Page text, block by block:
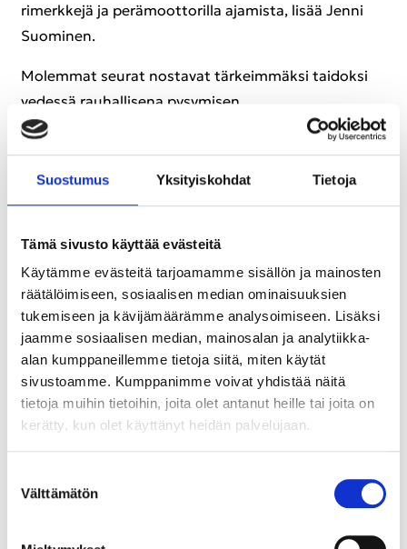
Suos­tu­mus Yk­si­tyis­koh­dat Tie­to­ja
Tämä sivusto käyttää evästeitä
Käytämme evästeitä tarjoamamme sisällön ja mainosten
räätälöimiseen, sosiaalisen median ominaisuuksien
tukemiseen ja kävijämäärämme analysoimiseen. Lisäksi
jaamme sosiaalisen median, mainosalan ja analytiikka-
alan kumppaneillemme tietoja siitä, miten käytät
sivustoamme. Kumppanimme voivat yhdistää näitä
tietoja muihin tietoihin, joita olet antanut heille tai joita on
kerätty, kun olet käyttänyt heidän palvelujaan.
valinta
Vält­tä­mä­tön
ri­merk­ke­jä ja pe­rä­moot­to­ril­la aja­mis­ta, lisää Jenni
Suo­mi­nen.
Mo­lem­mat seu­rat nos­ta­vat tär­keim­mäk­si tai­dok­si
ve­des­sä rau­hal­li­se­na py­sy­mi­sen.
– Vaat­teet pääl­lä uin­tia har­joi­tel­laan nii­den ti­lan­tei­
tuk­sen jäl­keen nuo­ret tie­tä­vät, miltä märät vaat­teet
lop­pu­lei­kis­sä pe­lat­tiin ele­fant­ti­jal­ka­pal­